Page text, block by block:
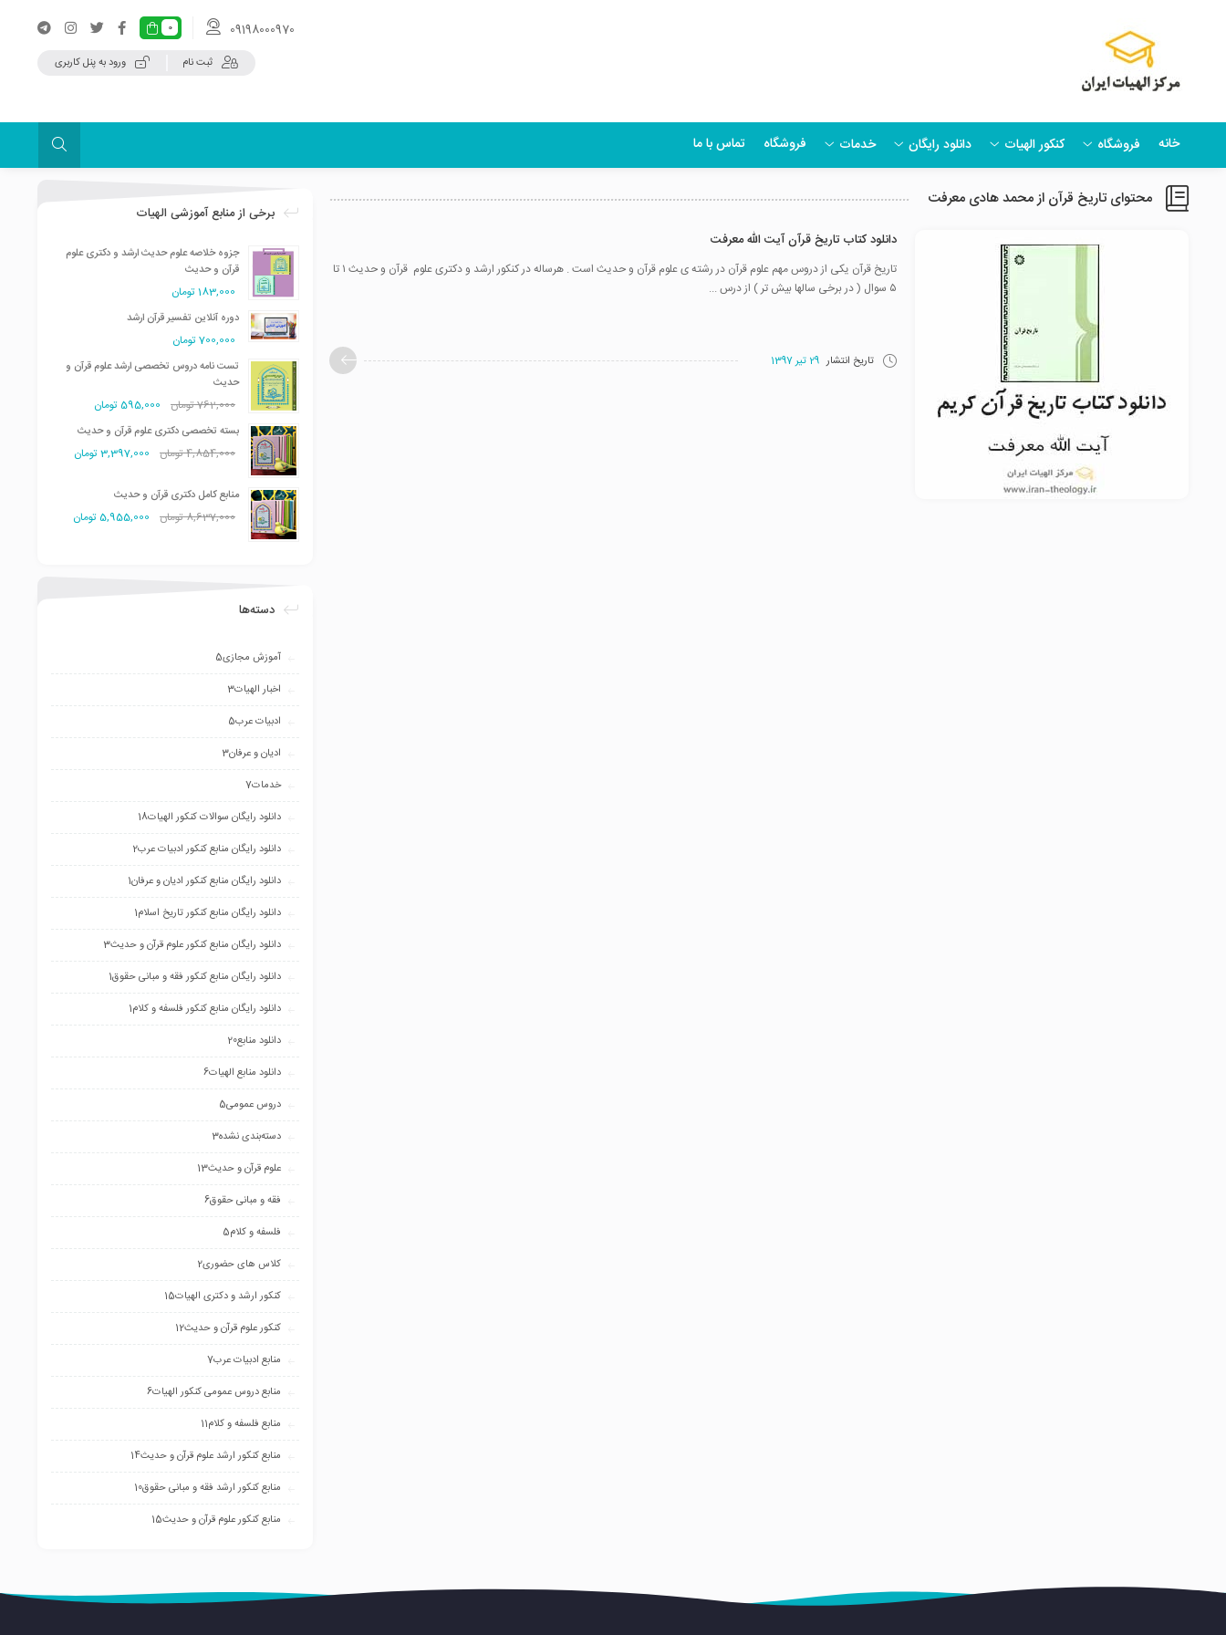
0 09198000970
ثبت نام ورود به پنل کاربری
خانه فروشگاه کنکور الهیات دانلود رایگان خدمات فروشگاه تماس با ما
محتوای تاریخ قرآن از محمد هادی معرفت
دانلود کتاب تاریخ قرآن آیت الله معرفت
تاریخ قرآن یکی از دروس مهم علوم قرآن در رشته ی علوم قرآن و حدیث است . هرساله در کنکور ارشد و دکتری علوم قرآن و حدیث ۱ تا
۵ سوال ( در برخی سالها بیش تر ) از درس ...
تاریخ انتشار 29 تیر 1397
برخی از منابع آموزشی الهیات
جزوه خلاصه علوم حدیث ارشد و دکتری علوم
قرآن و حدیث
183,000تومان
دوره آنلاین تفسیر قرآن ارشد
700,000تومان
تست نامه دروس تخصصی ارشد علوم قرآن و
حدیث
762,000تومان 595,000تومان
بسته تخصصی دکتری علوم قرآن و حدیث
4,854,000تومان 3,397,000تومان
منابع کامل دکتری قرآن و حدیث
8,637,000تومان 5,955,000تومان
دسته‌ها
آموزش مجازی5
اخبار الهیات3
ادبیات عرب5
ادیان و عرفان3
خدمات7
دانلود رایگان سوالات کنکور الهیات18
دانلود رایگان منابع کنکور ادبیات عرب2
دانلود رایگان منابع کنکور ادیان و عرفان1
دانلود رایگان منابع کنکور تاریخ اسلام1
دانلود رایگان منابع کنکور علوم قرآن و حدیث3
دانلود رایگان منابع کنکور فقه و مبانی حقوق1
دانلود رایگان منابع کنکور فلسفه و کلام1
دانلود منابع20
دانلود منابع الهیات6
دروس عمومی5
دسته‌بندی نشده3
علوم قرآن و حدیث13
فقه و مبانی حقوق6
فلسفه و کلام5
کلاس های حضوری2
کنکور ارشد و دکتری الهیات15
کنکور علوم قرآن و حدیث12
منابع ادبیات عرب7
منابع دروس عمومی کنکور الهیات6
منابع فلسفه و کلام11
منابع کنکور ارشد علوم قرآن و حدیث14
منابع کنکور ارشد فقه و مبانی حقوق10
منابع کنکور علوم قرآن و حدیث15